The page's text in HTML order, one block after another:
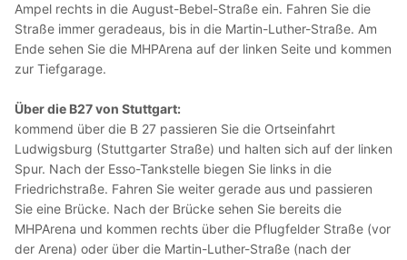
Ampel rechts in die August-Bebel-Straße ein. Fahren Sie die
Straße immer geradeaus, bis in die Martin-Luther-Straße. Am
Ende sehen Sie die MHPArena auf der linken Seite und kommen
zur Tiefgarage.
Über die B27 von Stuttgart:
kommend über die B 27 passieren Sie die Ortseinfahrt
Ludwigsburg (Stuttgarter Straße) und halten sich auf der linken
Spur. Nach der Esso-Tankstelle biegen Sie links in die
Friedrichstraße. Fahren Sie weiter gerade aus und passieren
Sie eine Brücke. Nach der Brücke sehen Sie bereits die
MHPArena und kommen rechts über die Pflugfelder Straße (vor
der Arena) oder über die Martin-Luther-Straße (nach der